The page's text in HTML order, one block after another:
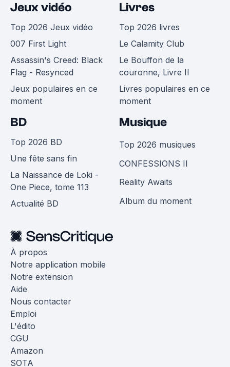
Jeux vidéo
Top 2026 Jeux vidéo
007 First Light
Assassin's Creed: Black
Flag - Resynced
Jeux populaires en ce
moment
Livres
Top 2026 livres
Le Calamity Club
Le Bouffon de la
couronne, Livre II
Livres populaires en ce
moment
BD
Top 2026 BD
Une fête sans fin
La Naissance de Loki -
One Piece, tome 113
Actualité BD
Musique
Top 2026 musiques
CONFESSIONS II
Reality Awaits
Album du moment
À propos
Notre application mobile
Notre extension
Aide
Nous contacter
Emploi
L'édito
CGU
Amazon
SOTA